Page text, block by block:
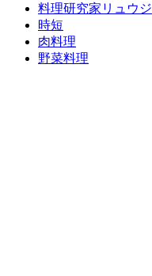
料理研究家リュウジ
時短
肉料理
野菜料理